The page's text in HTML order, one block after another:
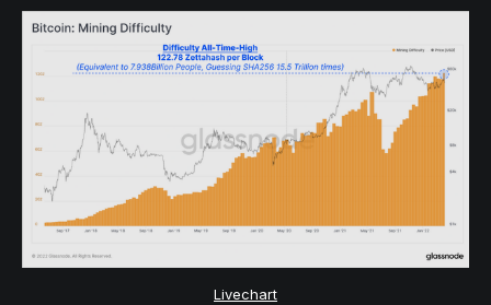
Livechart